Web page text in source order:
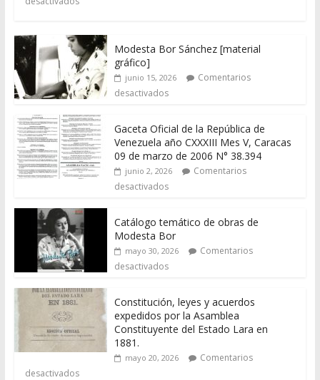
Modesta Bor Sánchez [material
gráfico]
junio 15, 2026
Comentarios
desactivados
Gaceta Oficial de la República de
Venezuela año CXXXIII Mes V, Caracas
09 de marzo de 2006 N° 38.394
junio 2, 2026
Comentarios
desactivados
Catálogo temático de obras de
Modesta Bor
mayo 30, 2026
Comentarios
desactivados
Constitución, leyes y acuerdos
expedidos por la Asamblea
Constituyente del Estado Lara en
1881.
mayo 20, 2026
Comentarios
desactivados